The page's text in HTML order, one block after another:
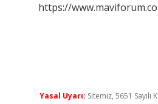
https://
Yasal Uyarı: Sitemiz, 5651